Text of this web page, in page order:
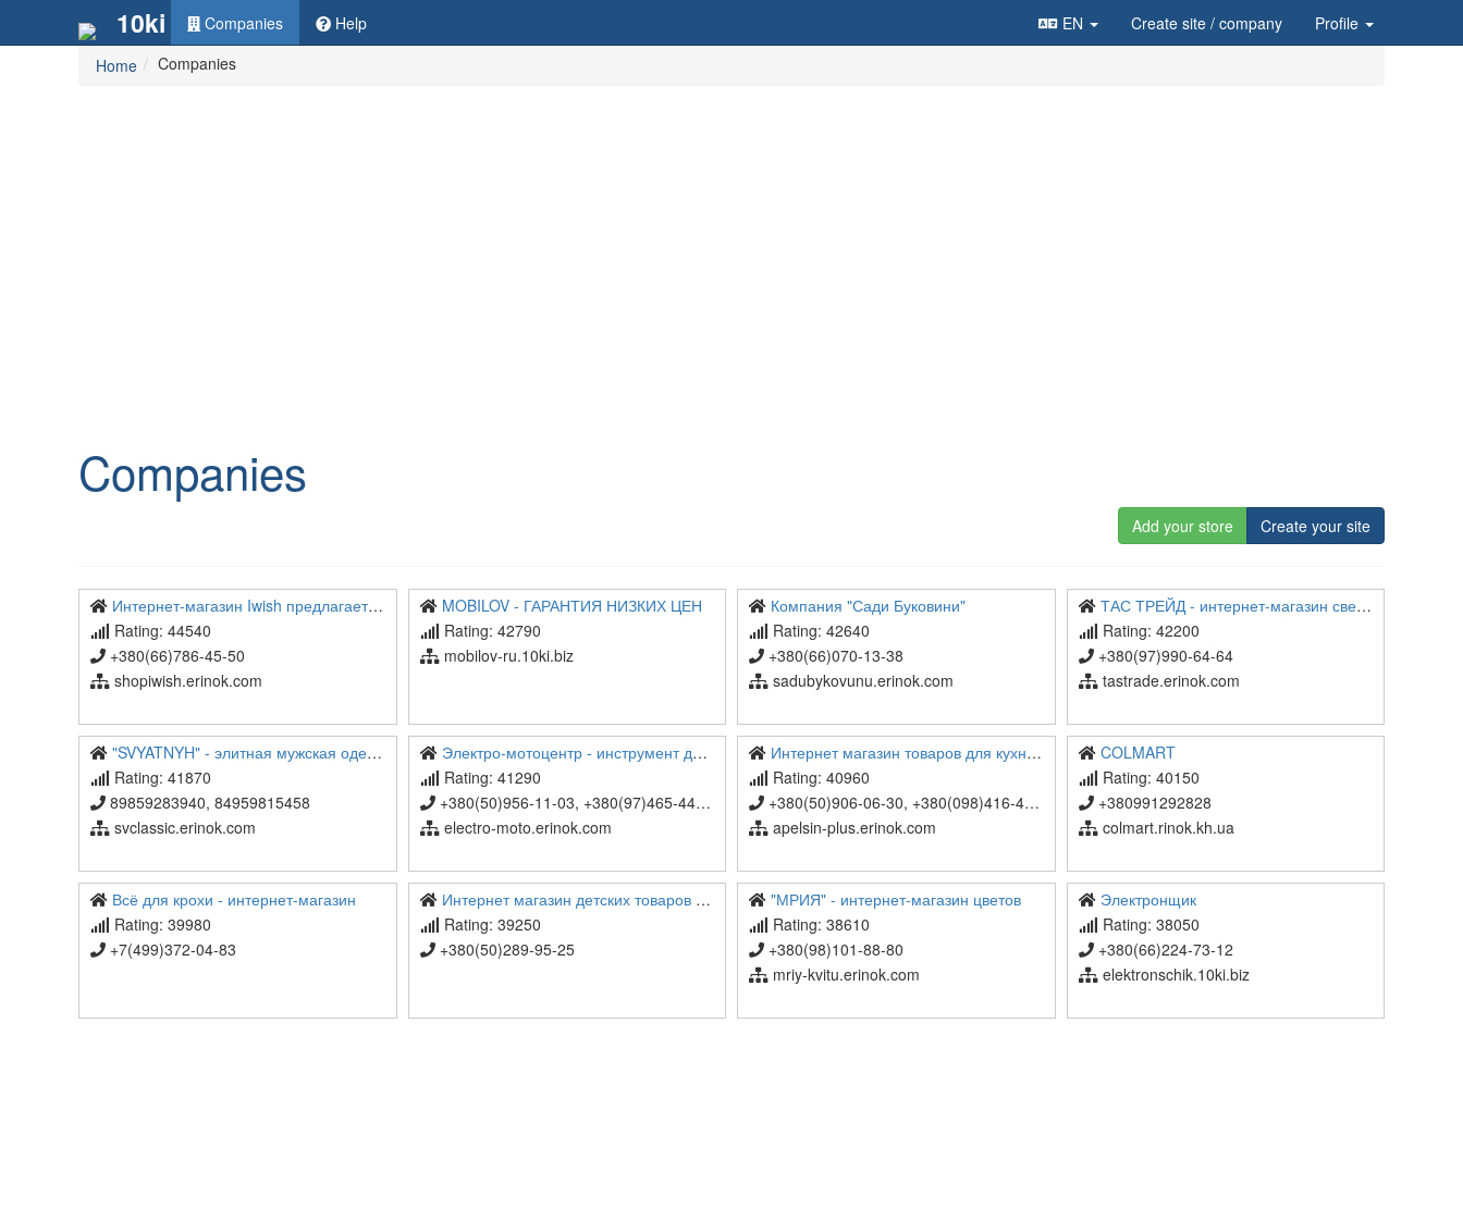
10ki Companies Help EN Create site / company
Profile
Home
Companies
Companies
Add your store Create your site
Интернет-магазин Iwish предлагает одежду и аксессуары для истинных ценителей моды
Rating: 44540
+380(66)786-45-50
shopiwish.erinok.com
MOBILOV - ГАРАНТИЯ НИЗКИХ ЦЕН
Rating: 42790
mobilov-ru.10ki.biz
Компания "Сади Буковини"
Rating: 42640
+380(66)070-13-38
sadubykovunu.erinok.com
ТАС ТРЕЙД - интернет-магазин светотехнической и электротехнической продукции
Rating: 42200
+380(97)990-64-64
tastrade.erinok.com
"SVYATNYH" - элитная мужская одежда
Rating: 41870
89859283940, 84959815458
svclassic.erinok.com
Электро-мотоцентр - инструмент для любых видов работ!
Rating: 41290
+380(50)956-11-03, +380(97)465-44-04
electro-moto.erinok.com
Интернет магазин товаров для кухни Apelsin Plus
Rating: 40960
+380(50)906-06-30, +380(098)416-49-50
apelsin-plus.erinok.com
COLMART
Rating: 40150
+380991292828
colmart.rinok.kh.ua
Всё для крохи - интернет-магазин
Rating: 39980
+7(499)372-04-83
Интернет магазин детских товаров "Капустник"
Rating: 39250
+380(50)289-95-25
"МРИЯ" - интернет-магазин цветов
Rating: 38610
+380(98)101-88-80
mriy-kvitu.erinok.com
Электронщик
Rating: 38050
+380(66)224-73-12
elektronschik.10ki.biz